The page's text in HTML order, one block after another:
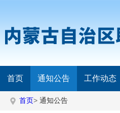
首页 通知公告 工作动态
首页> 通知公告